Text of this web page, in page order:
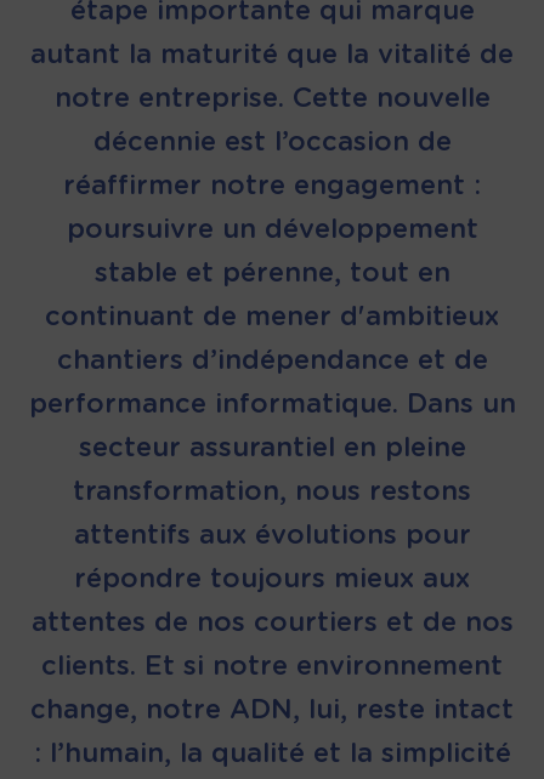
étape importante qui marque
autant la maturité que la vitalité de
notre entreprise. Cette nouvelle
décennie est l’occasion de
réaffirmer notre engagement :
poursuivre un développement
stable et pérenne, tout en
continuant de mener d'ambitieux
chantiers d’indépendance et de
performance informatique. Dans un
secteur assurantiel en pleine
transformation, nous restons
attentifs aux évolutions pour
répondre toujours mieux aux
attentes de nos courtiers et de nos
clients. Et si notre environnement
change, notre ADN, lui, reste intact
: l’humain, la qualité et la simplicité